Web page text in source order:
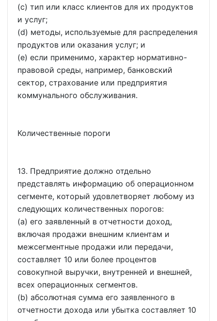
(c) тип или класс клиентов для их продуктов
и услуг;
(d) методы, используемые для распределения
продуктов или оказания услуг; и
(e) если применимо, характер нормативно-
правовой среды, например, банковский
сектор, страхование или предприятия
коммунального обслуживания.
Количественные пороги
13. Предприятие должно отдельно
представлять информацию об операционном
сегменте, который удовлетворяет любому из
следующих количественных порогов:
(a) его заявленный в отчетности доход,
включая продажи внешним клиентам и
межсегментные продажи или передачи,
составляет 10 или более процентов
совокупной выручки, внутренней и внешней,
всех операционных сегментов.
(b) абсолютная сумма его заявленного в
отчетности дохода или убытка составляет 10